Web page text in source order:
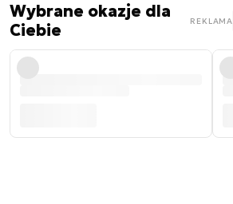
Wybrane okazje dla
Ciebie
REKLAMA